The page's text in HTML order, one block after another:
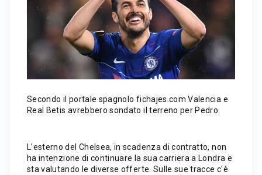
Secondo il portale spagnolo fichajes.com Valencia e
Real Betis avrebbero sondato il terreno per Pedro.
L'esterno del Chelsea, in scadenza di contratto, non
ha intenzione di continuare la sua carriera a Londra e
sta valutando le diverse offerte. Sulle sue tracce c'è